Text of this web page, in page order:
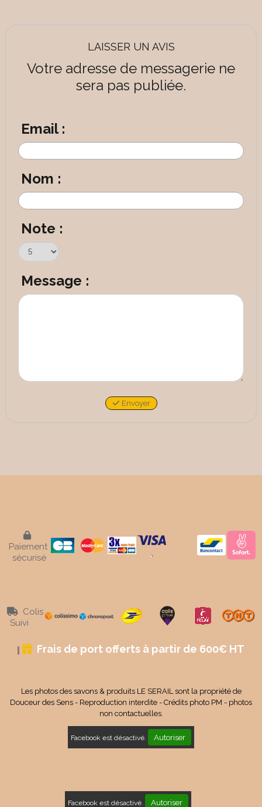
LAISSER UN AVIS
Votre adresse de messagerie ne
sera pas publiée.
Email :
Nom :
Note :
Message :
Envoyer

Paiement
sécurisé

Colis
Suivi
 Frais de port offerts à partir de 600€ HT
Les photos des savons & produits LE SERAIL sont la propriété de
Douceur des Sens - Reproduction interdite - Crédits photo PM - photos
non contactuelles.
Facebook est désactivé. Autoriser
Facebook est désactivé. Autoriser